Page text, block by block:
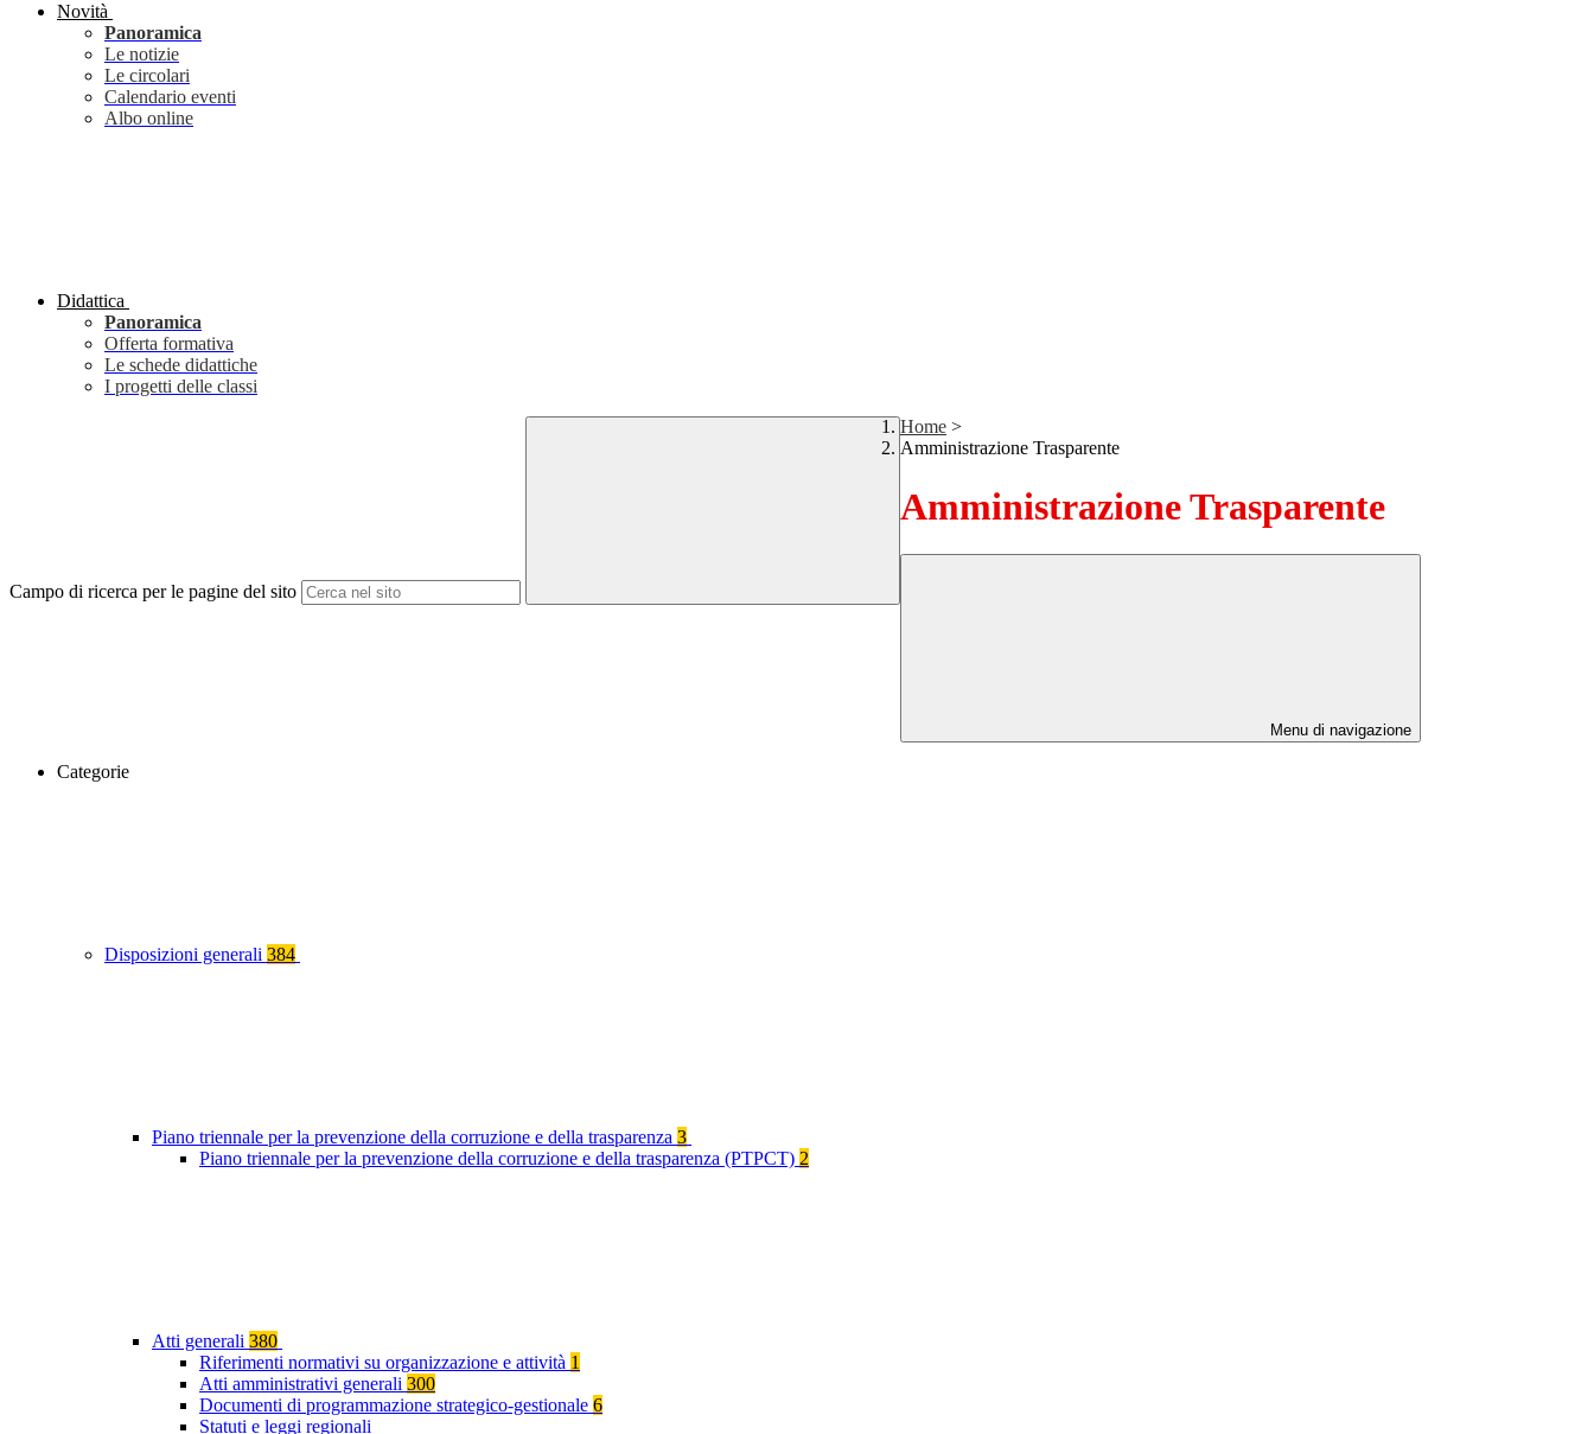
Novità
Panoramica
Le notizie
Le circolari
Calendario eventi
Albo online
Didattica
Panoramica
Offerta formativa
Le schede didattiche
I progetti delle classi
Campo di ricerca per le pagine del sito
Home >
Amministrazione Trasparente
Amministrazione Trasparente
Menu di navigazione
Categorie
Disposizioni generali 384
Piano triennale per la prevenzione della corruzione e della trasparenza 3
Piano triennale per la prevenzione della corruzione e della trasparenza (PTPCT) 2
Atti generali 380
Riferimenti normativi su organizzazione e attività 1
Atti amministrativi generali 300
Documenti di programmazione strategico-gestionale 6
Statuti e leggi regionali